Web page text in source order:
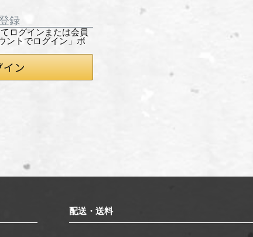
録
ログインまたは会員
ントでログイン」ボ
配送・送料